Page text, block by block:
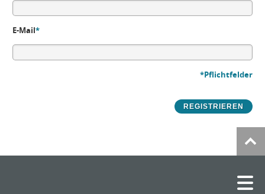
E-Mail*
*Pflichtfelder